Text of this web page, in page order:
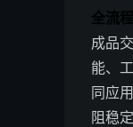
全流
成品
能、
同应
阻稳